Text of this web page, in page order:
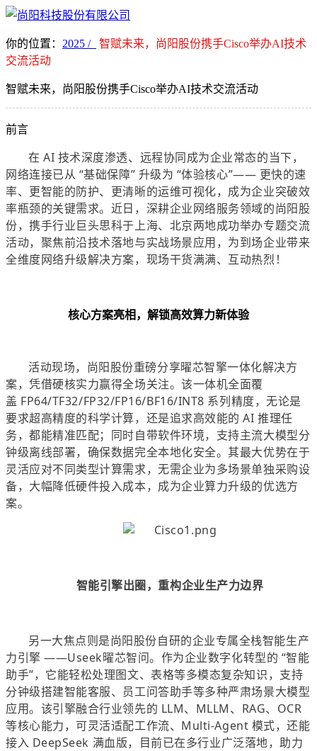
你的位置： 2025 /
智赋未来，尚阳股份携手Cisco举办AI技术
交流活动
智赋未来，尚阳股份携手Cisco举办AI技术交流活动
前言
在 AI 技术深度渗透、远程协同成为企业常态的当下，
网络连接已从 “基础保障” 升级为 “体验核心”—— 更快的速
率、更智能的防护、更清晰的运维可视化，成为企业突破效
率瓶颈的关键需求。 近日，深耕企业网络服务领域的尚阳股
份，携手行业巨头思科于上海、北京两地成功举办专题交流
活动，聚焦前沿技术落地与实战场景应用，为到场企业带来
全维度网络升级解决方案，现场干货满满、互动热烈！
核心方案亮相， 解锁高效算力新体验
活动现场，尚阳股份重磅分享曜芯智擎一体化解决方
案，凭借硬核实力赢得全场关注。该一体机全面覆
盖 FP64/TF32/FP32/FP16/BF16/INT8 系列精度，无论是
要求超高精度的科学计算，还是追求高效能的 AI 推理任
务，都能精准匹配；同时自带软件环境，支持主流大模型分
钟级离线部署，确保数据完全本地化安全。其最大优势在于
灵活应对不同类型计算需求，无需企业为多场景单独采购设
备，大幅降低硬件投入成本，成为企业算力升级的优选方
案。
智能引擎出圈，重构企业生产力边界
另一大焦点则是尚阳股份自研的企业专属全栈智能生产
力引擎 ——Useek曜芯智问。作为企业数字化转型的 “智能
助手”，它能轻松处理图文、表格等多模态复杂知识，支持
分钟级搭建智能客服、员工问答助手等多种严肃场景大模型
应用。该引擎融合行业领先的 LLM、MLLM、RAG、OCR
等核心能力，可灵活适配工作流、Multi-Agent 模式，还能
接入 DeepSeek 满血版，目前已在多行业广泛落地，助力